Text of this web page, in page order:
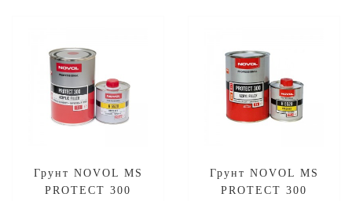
Грунт NOVOL MS
PROTECT 300
Грунт NOVOL MS
PROTECT 300